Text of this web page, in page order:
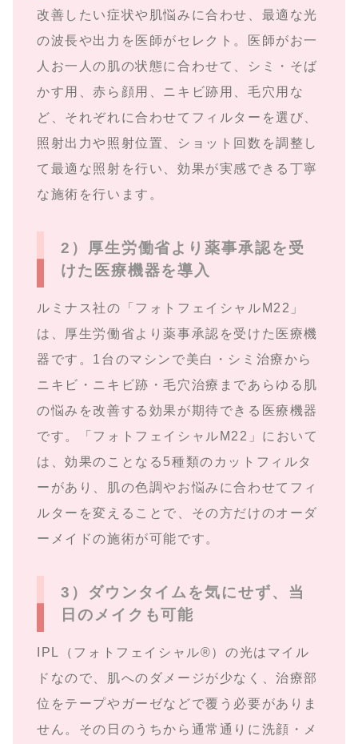
改善したい症状や肌悩みに合わせ、最適な光
の波長や出力を医師がセレクト。医師がお一
人お一人の肌の状態に合わせて、シミ・そば
かす用、赤ら顔用、ニキビ跡用、毛穴用な
ど、それぞれに合わせてフィルターを選び、
照射出力や照射位置、ショット回数を調整し
て最適な照射を行い、効果が実感できる丁寧
な施術を行います。
2）厚生労働省より薬事承認を受
けた医療機器を導入
ルミナス社の「フォトフェイシャルM22」
は、厚生労働省より薬事承認を受けた医療機
器です。1台のマシンで美白・シミ治療から
ニキビ・ニキビ跡・毛穴治療まであらゆる肌
の悩みを改善する効果が期待できる医療機器
です。「フォトフェイシャルM22」において
は、効果のことなる5種類のカットフィルタ
ーがあり、肌の色調やお悩みに合わせてフィ
ルターを変えることで、その方だけのオーダ
ーメイドの施術が可能です。
3）ダウンタイムを気にせず、当
日のメイクも可能
IPL（フォトフェイシャル®）の光はマイル
ドなので、肌へのダメージが少なく、治療部
位をテープやガーゼなどで覆う必要がありま
せん。その日のうちから通常通りに洗顔・メ